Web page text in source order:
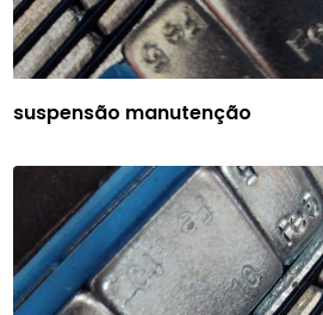
suspensão manutenção